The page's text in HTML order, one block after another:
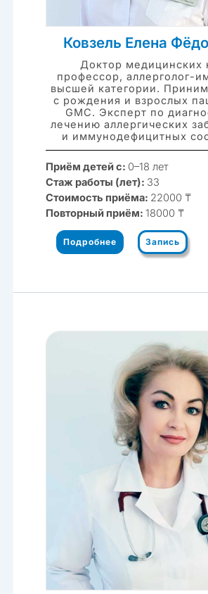
Ковзель Елена
Доктор медицинских
профессор, аллерголог-
высшей категории.
с рождения и взрослых
GMC. Эксперт по
лечению аллергических
и иммунодефицитных
Приём детей с: 0–18 лет
Стаж работы (лет): 33
Стоимость приёма: 22000 ₸
Повторный приём: 18000 ₸
Подробнее Запись